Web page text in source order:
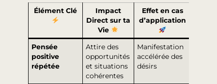
Élément Clé
Impact
Direct sur ta
Vie
Effet en cas
d’application
Pensée
positive
répétée
Attire des
opportunités
et situations
cohérentes
Manifestation
accélérée des
désirs